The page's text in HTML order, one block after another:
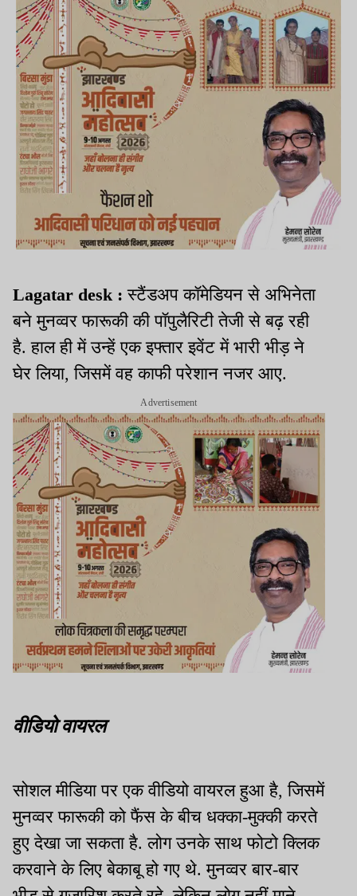
Lagatar desk : स्टैंडअप कॉमेडियन से अभिनेता
बने मुनव्वर फारूकी की पॉपुलैरिटी तेजी से बढ़ रही
है. हाल ही में उन्हें एक इफ्तार इवेंट में भारी भीड़ ने
घेर लिया, जिसमें वह काफी परेशान नजर आए.
Advertisement
वीडियो वायरल
सोशल मीडिया पर एक वीडियो वायरल हुआ है, जिसमें
मुनव्वर फारूकी को फैंस के बीच धक्का-मुक्की करते
हुए देखा जा सकता है. लोग उनके साथ फोटो क्लिक
करवाने के लिए बेकाबू हो गए थे. मुनव्वर बार-बार